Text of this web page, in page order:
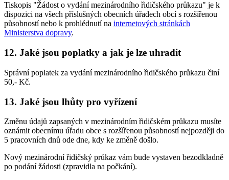
Tiskopis "Žádost o vydání mezinárodního řidičského průkazu" je k
dispozici na všech příslušných obecních úřadech obcí s rozšířenou
působností nebo k prohlédnutí na internetových stránkách
Ministerstva dopravy.
12. Jaké jsou poplatky a jak je lze uhradit
Správní poplatek za vydání mezinárodního řidičského průkazu činí
50,- Kč.
13. Jaké jsou lhůty pro vyřízení
Změnu údajů zapsaných v mezinárodním řidičském průkazu musíte
oznámit obecnímu úřadu obce s rozšířenou působností nejpozději do
5 pracovních dnů ode dne, kdy ke změně došlo.
Nový mezinárodní řidičský průkaz vám bude vystaven bezodkladně
po podání žádosti (zpravidla na počkání).